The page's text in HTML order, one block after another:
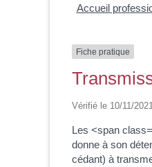
Accueil
Fiche pratique
Vérifié le 10/11/
Les <span
donne à son
cédant) à